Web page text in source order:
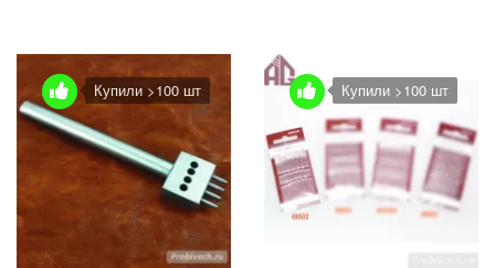
Купили >100 шт Купили >100 шт